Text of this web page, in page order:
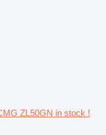
ZL50GN in stock !